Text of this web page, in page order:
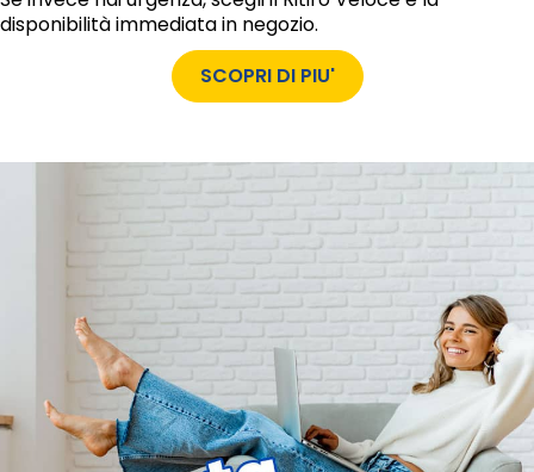
disponibilità immediata in negozio.
SCOPRI DI PIU'